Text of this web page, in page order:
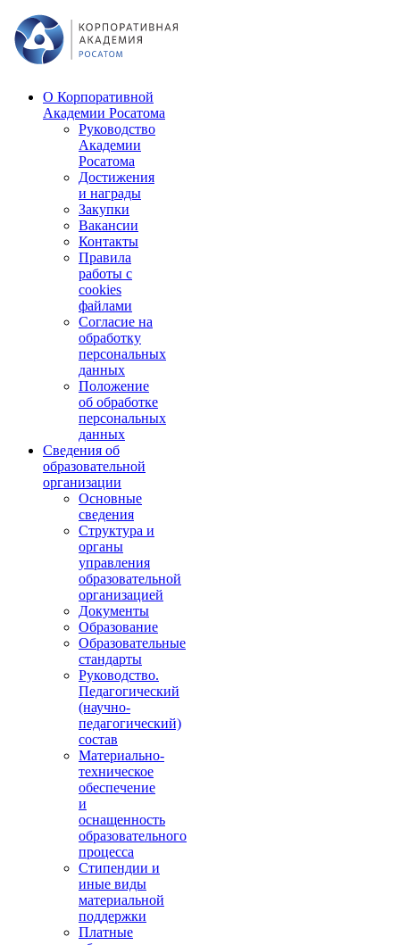
О Корпоративной
Академии Росатома
Руководство
Академии
Росатома
Достижения
и награды
Закупки
Вакансии
Контакты
Правила
работы с
cookies
файлами
Согласие на
обработку
персональных
данных
Положение
об обработке
персональных
данных
Сведения об
образовательной
организации
Основные
сведения
Структура и
органы
управления
образовательной
организацией
Документы
Образование
Образовательные
стандарты
Руководство.
Педагогический
(научно-
педагогический)
состав
Материально-
техническое
обеспечение
и
оснащенность
образовательного
процесса
Стипендии и
иные виды
материальной
поддержки
Платные